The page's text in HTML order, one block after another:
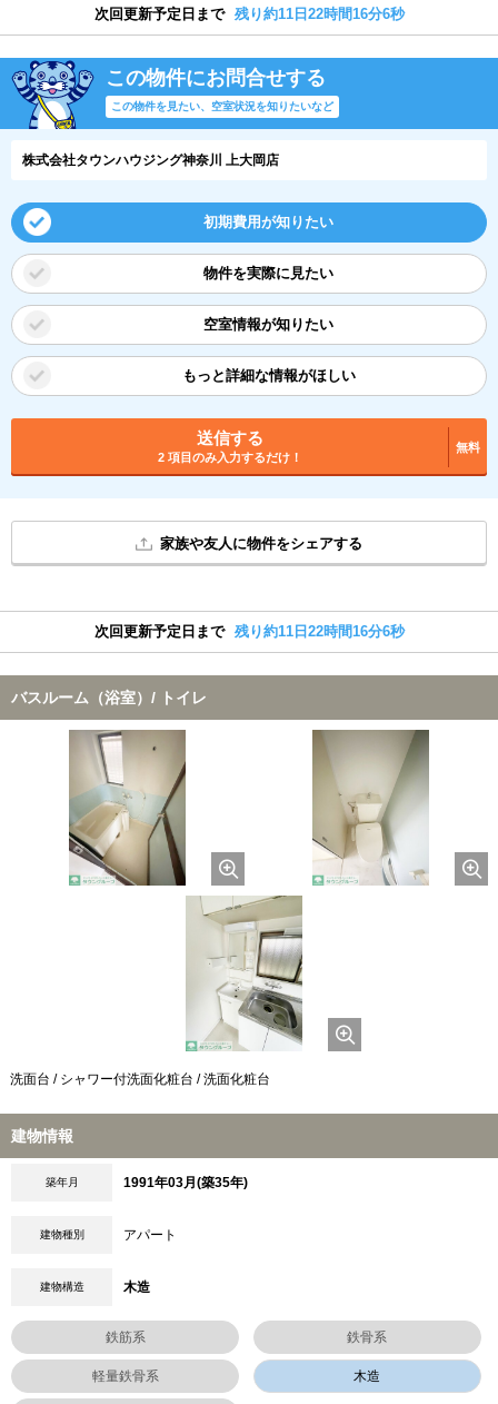
次回更新予定日まで 残り約11日22時間16分5秒
この物件にお問合せする
この物件を見たい、空室状況を知りたいなど
株式会社タウンハウジング神奈川 上大岡店
初期費用が知りたい
物件を実際に見たい
空室情報が知りたい
もっと詳細な情報がほしい
送信する
2 項目のみ入力するだけ！
無料
家族や友人に物件をシェアする
次回更新予定日まで 残り約11日22時間16分5秒
バスルーム（浴室）/ トイレ
洗面台 / シャワー付洗面化粧台 / 洗面化粧台
建物情報
築年月 1991年03月(築35年)
建物種別 アパート
建物構造 木造
鉄筋系 鉄骨系
軽量鉄骨系 木造